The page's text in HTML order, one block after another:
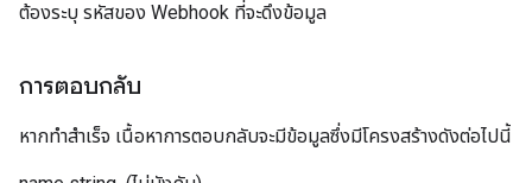
ต้องระบุ รหัสของ Webhook ที่จะดึงข้อมูล
การตอบกลับ
หากทำสำเร็จ เนื้อหาการตอบกลับจะมีข้อมูลซึ่งมีโครงสร้างดังต่อไปนี้